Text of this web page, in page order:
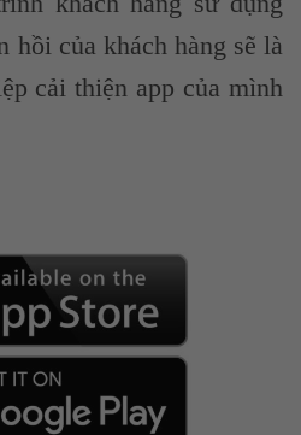
hồi của khách hàng sẽ là
cải thiện app của mình